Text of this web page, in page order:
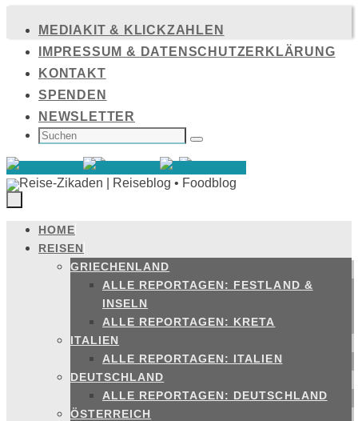
Inhalt
springen
MEDIAKIT & KLICKZAHLEN
IMPRESSUM & DATENSCHUTZERKLÄRUNG
KONTAKT
SPENDEN
NEWSLETTER
SUCHEN
NACH: Suchen
Zum
Inhalt
springen
HOME
REISEN
GRIECHENLAND
ALLE REPORTAGEN: FESTLAND &
INSELN
ALLE REPORTAGEN: KRETA
ITALIEN
ALLE REPORTAGEN: ITALIEN
DEUTSCHLAND
ALLE REPORTAGEN: DEUTSCHLAND
ÖSTERREICH